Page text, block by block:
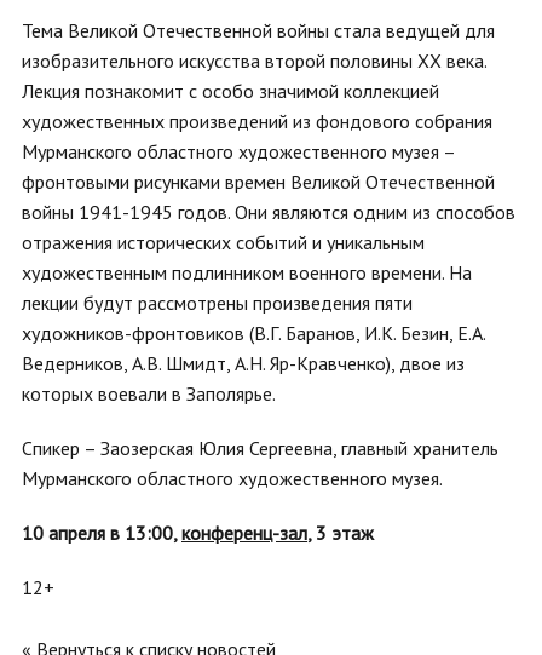
Тема Великой Отечественной войны стала ведущей для
изобразительного искусства второй половины ХХ века.
Лекция познакомит с особо значимой коллекцией
художественных произведений из фондового собрания
Мурманского областного художественного музея –
фронтовыми рисунками времен Великой Отечественной
войны 1941-1945 годов. Они являются одним из способов
отражения исторических событий и уникальным
художественным подлинником военного времени. На
лекции будут рассмотрены произведения пяти
художников-фронтовиков (В.Г. Баранов, И.К. Безин, Е.А.
Ведерников, А.В. Шмидт, А.Н. Яр-Кравченко), двое из
которых воевали в Заполярье.
Спикер – Заозерская Юлия Сергеевна, главный хранитель
Мурманского областного художественного музея.
10 апреля в 13:00,конференц-зал, 3 этаж
12+
« Вернуться к списку новостей